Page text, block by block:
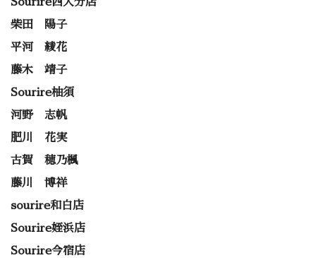
柴田 陽子
平河 綾花
藤木 靖子
Sourire柚須
河野 志帆
肥川 花実
古賀 穂乃楓
藤川 博祥
sourire和白店
Sourire姪浜店
Sourire今宿店